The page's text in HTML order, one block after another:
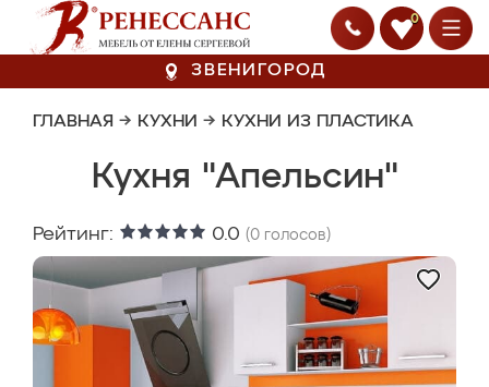
0
ЗВЕНИГОРОД
ГЛАВНАЯ → КУХНИ → КУХНИ ИЗ ПЛАСТИКА
Кухня "Апельсин"
Рейтинг: 0.0 (0 голосов)